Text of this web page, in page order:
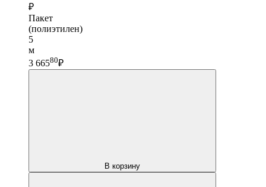
₽
Пакет
(полиэтилен)
5
м
3 66580₽
В корзину